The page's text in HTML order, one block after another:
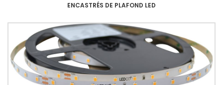
ENCASTRÉS DE PLAFOND LED